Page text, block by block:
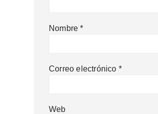
Nombre*
Correo electrónico *
Web